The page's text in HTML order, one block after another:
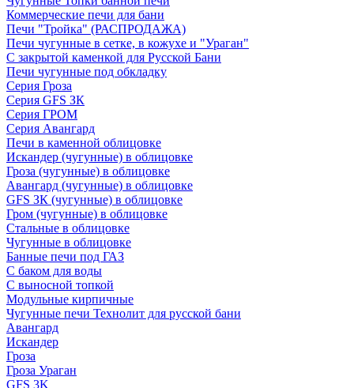
Коммерческие печи для бани
Печи "Тройка" (РАСПРОДАЖА)
Печи чугунные в сетке, в кожухе и "Ураган"
С закрытой каменкой для Русской Бани
Печи чугунные под обкладку
Серия Гроза
Серия GFS ЗК
Серия ГРОМ
Серия Авангард
Печи в каменной облицовке
Искандер (чугунные) в облицовке
Гроза (чугунные) в облицовке
Авангард (чугунные) в облицовке
GFS ЗК (чугунные) в облицовке
Гром (чугунные) в облицовке
Стальные в облицовке
Чугунные в облицовке
Банные печи под ГАЗ
С баком для воды
С выносной топкой
Модульные кирпичные
Чугунные печи Технолит для русской бани
Авангард
Искандер
Гроза
Гроза Ураган
GFS 3K